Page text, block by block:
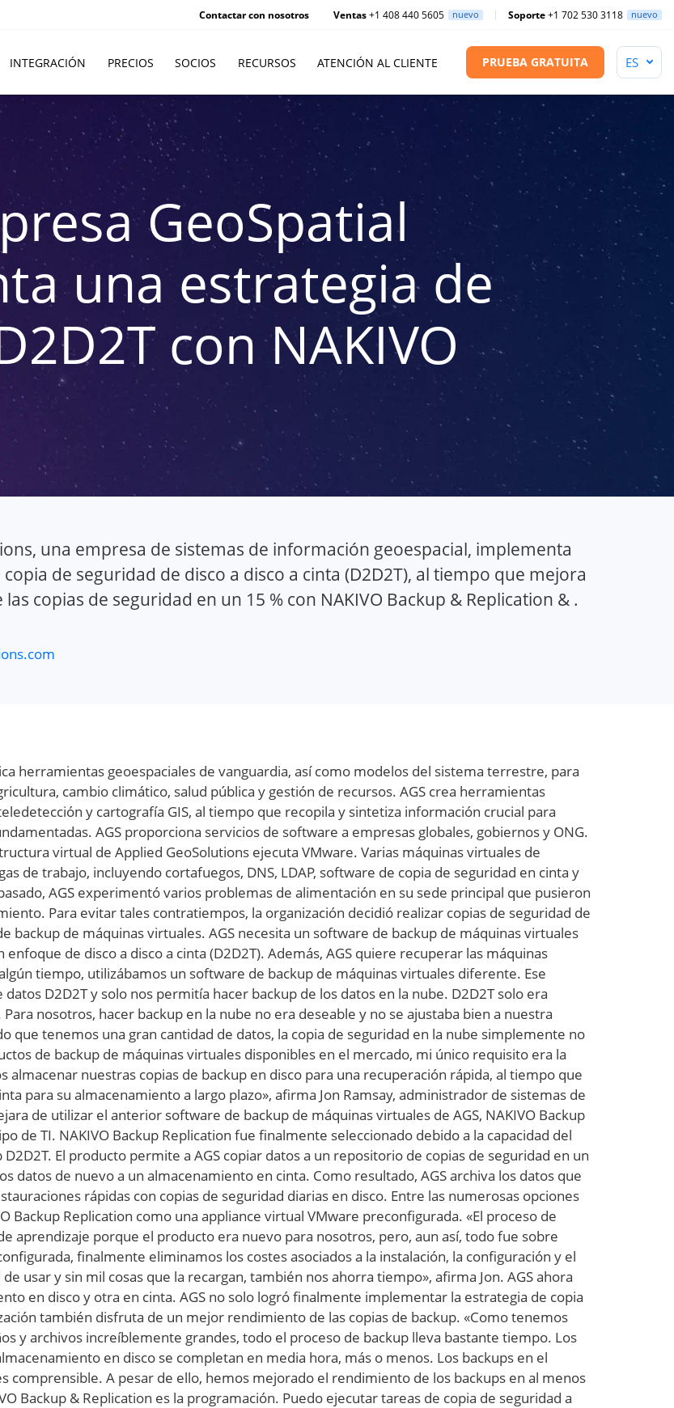
Contactar con nosotros Ventas+1 408 440 5605 nuevo Soporte+1 702 530 3118 nuevo
INTEGRACIÓN PRECIOS SOCIOS RECURSOS ATENCIÓN AL CLIENTE PRUEBA GRATUITA
GeoSpatial
una estrategia de
con NAKIVO
una empresa de sistemas de información geoespacial, implementa
de seguridad de disco a disco a cinta (D2D2T), al tiempo que mejora
copias de seguridad en un 15 % con NAKIVO Backup & Replication & .
herramientas geoespaciales de vanguardia, así como modelos del sistema terrestre, para
cambio climático, salud pública y gestión de recursos. AGS crea herramientas
y cartografía GIS, al tiempo que recopila y sintetiza información crucial para
AGS proporciona servicios de software a empresas globales, gobiernos y ONG.
virtual de Applied GeoSolutions ejecuta VMware. Varias máquinas virtuales de
de trabajo, incluyendo cortafuegos, DNS, LDAP, software de copia de seguridad en cinta y
AGS experimentó varios problemas de alimentación en su sede principal que pusieron
Para evitar tales contratiempos, la organización decidió realizar copias de seguridad de
backup de máquinas virtuales. AGS necesita un software de backup de máquinas virtuales
de disco a disco a cinta (D2D2T). Además, AGS quiere recuperar las máquinas
tiempo, utilizábamos un software de backup de máquinas virtuales diferente. Ese
D2D2T y solo nos permitía hacer backup de los datos en la nube. D2D2T solo era
nosotros, hacer backup en la nube no era deseable y no se ajustaba bien a nuestra
que tenemos una gran cantidad de datos, la copia de seguridad en la nube simplemente no
de backup de máquinas virtuales disponibles en el mercado, mi único requisito era la
almacenar nuestras copias de backup en disco para una recuperación rápida, al tiempo que
para su almacenamiento a largo plazo», afirma Jon Ramsay, administrador de sistemas de
de utilizar el anterior software de backup de máquinas virtuales de AGS, NAKIVO Backup
de TI. NAKIVO Backup Replication fue finalmente seleccionado debido a la capacidad del
El producto permite a AGS copiar datos a un repositorio de copias de seguridad en un
datos de nuevo a un almacenamiento en cinta. Como resultado, AGS archiva los datos que
rápidas con copias de seguridad diarias en disco. Entre las numerosas opciones
Backup Replication como una appliance virtual VMware preconfigurada. «El proceso de
aprendizaje porque el producto era nuevo para nosotros, pero, aun así, todo fue sobre
finalmente eliminamos los costes asociados a la instalación, la configuración y el
usar y sin mil cosas que la recargan, también nos ahorra tiempo», afirma Jon. AGS ahora
en disco y otra en cinta. AGS no solo logró finalmente implementar la estrategia de copia
también disfruta de un mejor rendimiento de las copias de backup. «Como tenemos
y archivos increíblemente grandes, todo el proceso de backup lleva bastante tiempo. Los
en disco se completan en media hora, más o menos. Los backups en el
comprensible. A pesar de ello, hemos mejorado el rendimiento de los backups en al menos
Backup & Replication es la programación. Puedo ejecutar tareas de copia de seguridad a